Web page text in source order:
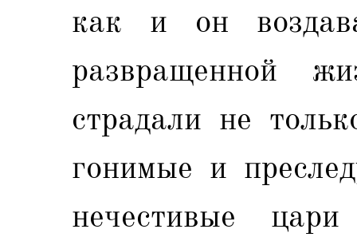
как и он
развращенной
страдали не
гонимые и
нечестивые